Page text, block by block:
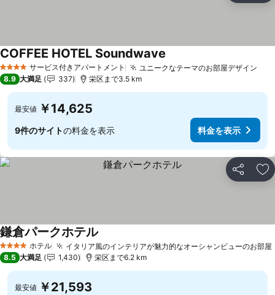
4 ホテルのランクサービス付きアパートメント ユニークなテーマのお部屋デザイン
COFFEE HOTEL Soundwave
8.9 大満足 337 栄区まで3.5 km
最安値 ￥14,625
9件のサイトの料金を表示 料金を表示
シェア お
4 ホテルのランク
ホテル イタリア風のインテリアが魅力的なオーシャンビューのお部屋
鎌倉パークホテル
8.5 大満足 1,430 栄区まで6.2 km
最安値 ￥21,593